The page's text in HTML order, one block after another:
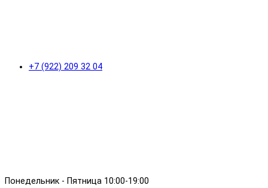
+7 (922) 209 32 04
Понедельник - Пятница 10:00-19:00